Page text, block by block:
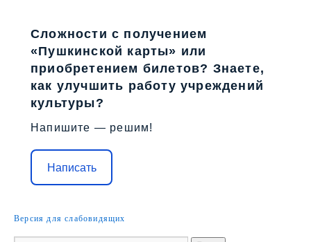
Сложности с получением
«Пушкинской карты» или
приобретением билетов? Знаете,
как улучшить работу учреждений
культуры?
Напишите — решим!
Написать
Версия для слабовидящих